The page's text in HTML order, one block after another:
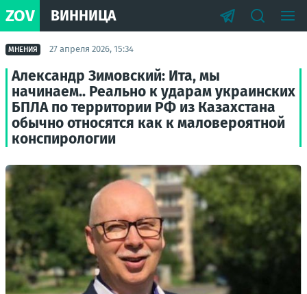
ZOV ВИННИЦА
МНЕНИЯ 27 апреля 2026, 15:34
Александр Зимовский: Ита, мы
начинаем.. Реально к ударам украинских
БПЛА по территории РФ из Казахстана
обычно относятся как к маловероятной
конспирологии